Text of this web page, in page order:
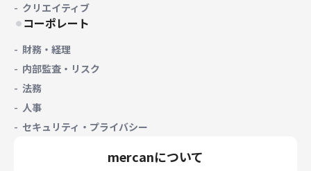
クリエイティブ
コーポレート
財務・経理
内部監査・リスク
法務
人事
セキュリティ・プライバシー
mercanについて